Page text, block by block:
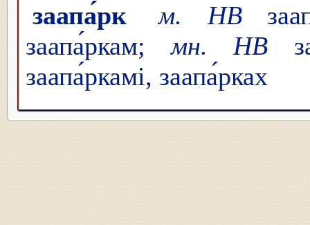
заапа́рк м. НВ
заапа́ркам;мн. НВ
заапа́ркамі, заапа́рках